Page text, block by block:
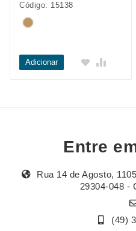
Código: 15138
Adicionar
Entre
Rua 14 de Agosto,
29304-048 -
(49)